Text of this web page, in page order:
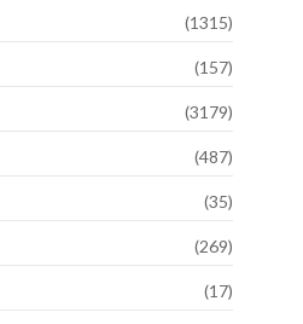
(1315)
(157)
(3179)
(487)
(35)
(269)
(17)